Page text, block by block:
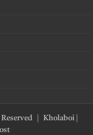
Reserved | Kholaboi